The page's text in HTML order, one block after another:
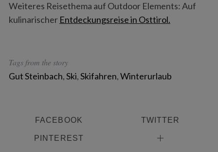
Weiteres Reisethema auf Outdoor Elements: Auf
kulinarischer Entdeckungsreise in Osttirol.
Tags from the story
Gut Steinbach,Ski,Skifahren,Winterurlaub
FACEBOOK TWITTER
PINTEREST
S
c
h
f
: